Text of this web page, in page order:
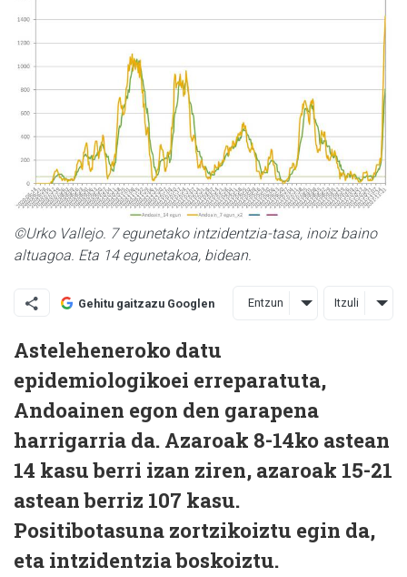
©Urko Vallejo. 7 egunetako intzidentzia-tasa, inoiz baino
altuagoa. Eta 14 egunetakoa, bidean.
Gehitu gaitzazu Googlen Entzun Itzuli
Asteleheneroko datu
epidemiologikoei erreparatuta,
Andoainen egon den garapena
harrigarria da. Azaroak 8-14ko astean
14 kasu berri izan ziren, azaroak 15-21
astean berriz 107 kasu.
Positibotasuna zortzikoiztu egin da,
eta intzidentzia boskoiztu.